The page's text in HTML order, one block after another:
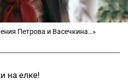
Петрова и Васечкина…»
на елке!